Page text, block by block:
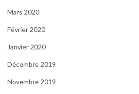
Mars 2020
Février 2020
Janvier 2020
Décembre 2019
Novembre 2019